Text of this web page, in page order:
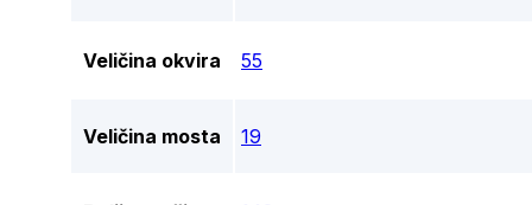
Veličina okvira 55
Veličina mosta 19